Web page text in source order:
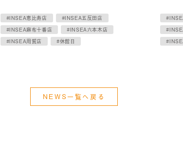
#INSEA恵比寿店
#INSEA五反田店
#INSEA麻布十番店
#INSEA六本木店
#INSEA用賀店
#休館日
NEWS一覧へ戻る